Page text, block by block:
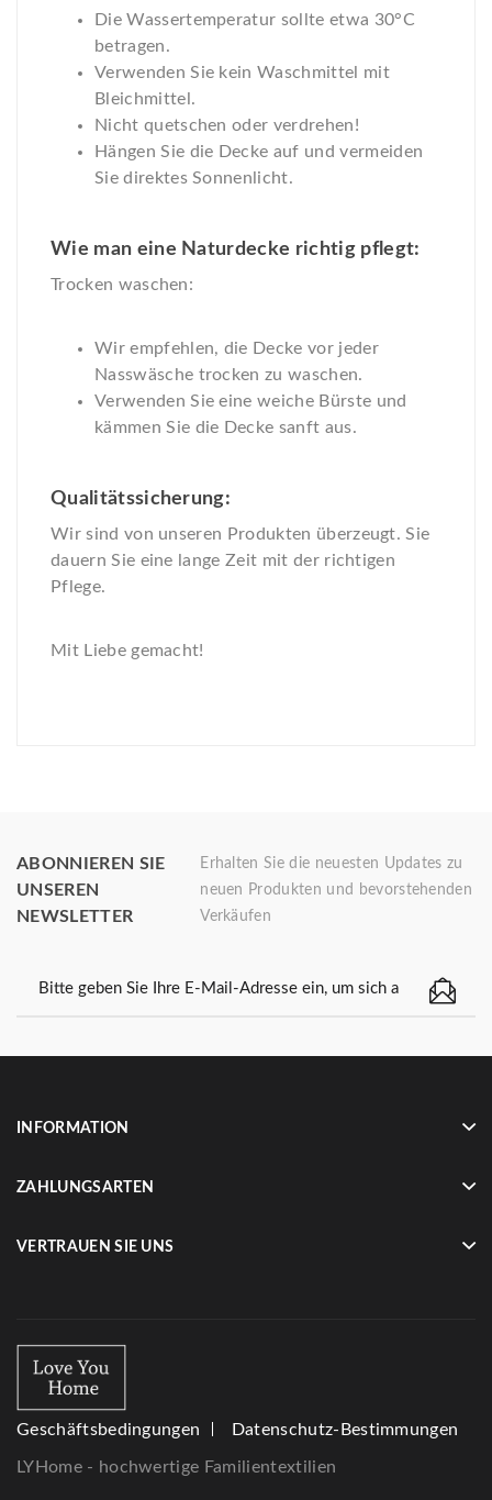
Die Wassertemperatur sollte etwa 30°C
betragen.
Verwenden Sie kein Waschmittel mit
Bleichmittel.
Nicht quetschen oder verdrehen!
Hängen Sie die Decke auf und vermeiden
Sie direktes Sonnenlicht.
Wie man eine Naturdecke richtig pflegt:
Trocken waschen:
Wir empfehlen, die Decke vor jeder
Nasswäsche trocken zu waschen.
Verwenden Sie eine weiche Bürste und
kämmen Sie die Decke sanft aus.
Qualitätssicherung:
Wir sind von unseren Produkten überzeugt. Sie
dauern Sie eine lange Zeit mit der richtigen
Pflege.
Mit Liebe gemacht!
ABONNIEREN SIE
UNSEREN
NEWSLETTER
Erhalten Sie die neuesten Updates zu
neuen Produkten und bevorstehenden
Verkäufen
INFORMATION
ZAHLUNGSARTEN
VERTRAUEN SIE UNS
Geschäftsbedingungen Datenschutz-Bestimmungen
LYHome - hochwertige Familientextilien